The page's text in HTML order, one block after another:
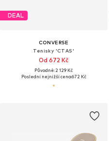
DEAL
CONVERSE
Tenisky 'CTAS'
Od 672 Kč
Původně: 2 129 Kč
Poslední nejnižší cena:672 Kč